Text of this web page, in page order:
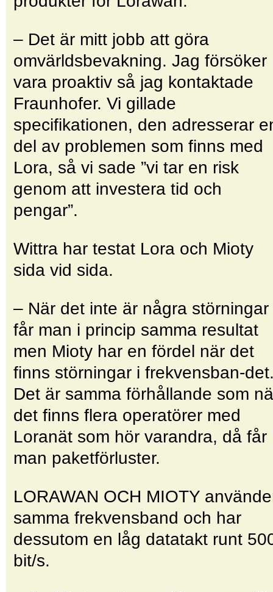
– Det är mitt jobb att göra
omvärldsbevakning. Jag försöker
vara proaktiv så jag kontaktade
Fraunhofer. Vi gillade
specifikationen, den adresserar
del av problemen som finns med
Lora, så vi sade ”vi tar en risk
genom att investera tid och
pengar”.
Wittra har testat Lora och Mioty
sida vid sida.
– När det inte är några störningar
får man i princip samma resultat
men Mioty har en fördel när det
finns störningar i frekvensban-
Det är samma förhållande som
det finns flera operatörer med
Loranät som hör varandra, då får
man paketförluster.
LORAWAN OCH MIOTY
samma frekvensband och har
dessutom en låg datatakt runt
bit/s.